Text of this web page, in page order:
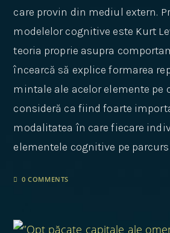
care provin din mediul extern.
modelelor cognitive este Kurt
teoria proprie asupra
încearcă să explice formarea
mintale ale acelor elemente pe
consideră ca fiind foarte
modalitatea în care fiecare
elementele cognitive pe
0 COMMENTS